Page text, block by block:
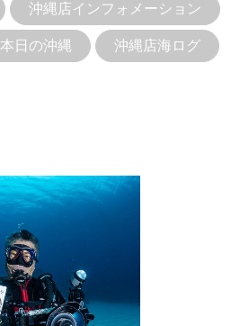
沖縄店インフォメーション
本日の沖縄 沖縄店海ログ